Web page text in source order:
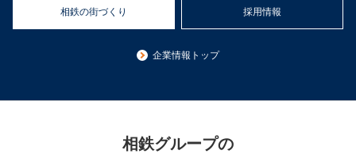
企業情報トップ
相鉄の街づくり 採用情報
相鉄グループの